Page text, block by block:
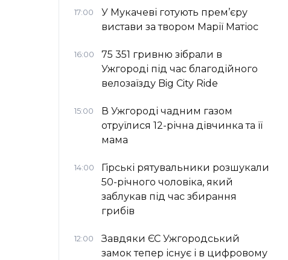
17:00
У Мукачеві готують прем’єру
вистави за твором Марії Матіос
16:00
75 351 гривню зібрали в
Ужгороді під час благодійного
велозаїзду Big Сity Ride
15:00
В Ужгороді чадним газом
отруїлися 12-річна дівчинка та її
мама
14:00
Гірські рятувальники розшукали
50-річного чоловіка, який
заблукав під час збирання
грибів
12:00
Завдяки ЄС Ужгородський
замок тепер існує і в цифровому